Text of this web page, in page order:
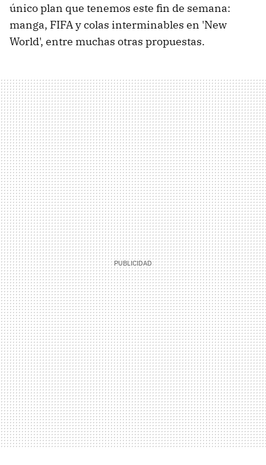
único plan que tenemos este fin de semana:
manga, FIFA y colas interminables en 'New
World', entre muchas otras propuestas.